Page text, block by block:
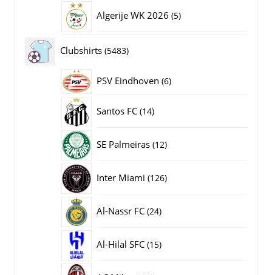
Algerije WK 2026 55
Clubshirts 54835483
producten
PSV Eindhoven 66
Santos FC 1414
SE Palmeiras 1212
Inter Miami 126126
Al-Nassr FC 2424
Al-Hilal SFC 1515